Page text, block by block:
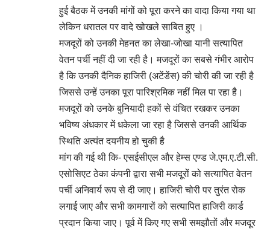
हुई बैठक में उनकी मांगों को पूरा करने का वादा किया गया था
लेकिन धरातल पर वादे खोखले साबित हुए ।
मजदूरों को उनकी मेहनत का लेखा-जोखा यानी सत्यापित
वेतन पर्ची नहीं दी जा रही है। मजदूरों का सबसे गंभीर आरोप
है कि उनकी दैनिक हाजिरी (अटेंडेंस) की चोरी की जा रही है
जिससे उन्हें उनका पूरा पारिश्रमिक नहीं मिल पा रहा है।
मजदूरों को उनके बुनियादी हकों से वंचित रखकर उनका
भविष्य अंधकार में धकेला जा रहा है जिससे उनकी आर्थिक
स्थिति अत्यंत दयनीय हो चुकी है
मांग की गई थी कि- एसईसीएल और हेम्स एण्ड जे.एम.ए.टी.सी.
एसोसिएट ठेका कंपनी द्वारा सभी मजदूरों को सत्यापित वेतन
पर्ची अनिवार्य रूप से दी जाए। हाजिरी चोरी पर तुरंत रोक
लगाई जाए और सभी कामगारों को सत्यापित हाजिरी कार्ड
प्रदान किया जाए। पूर्व में किए गए सभी समझौतों और मजदूर